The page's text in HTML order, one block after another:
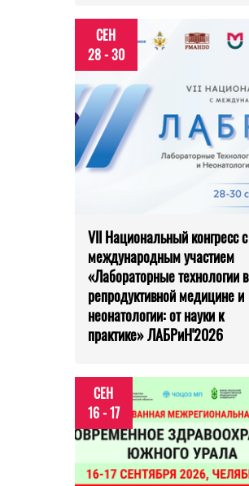
СЕН
28 - 30
VII Национальный конгресс с
международным участием
«Лабораторные технологии в
репродуктивной медицине и
неонатологии: от науки к
практике» ЛАБРиН'2026
СЕН
16 - 17